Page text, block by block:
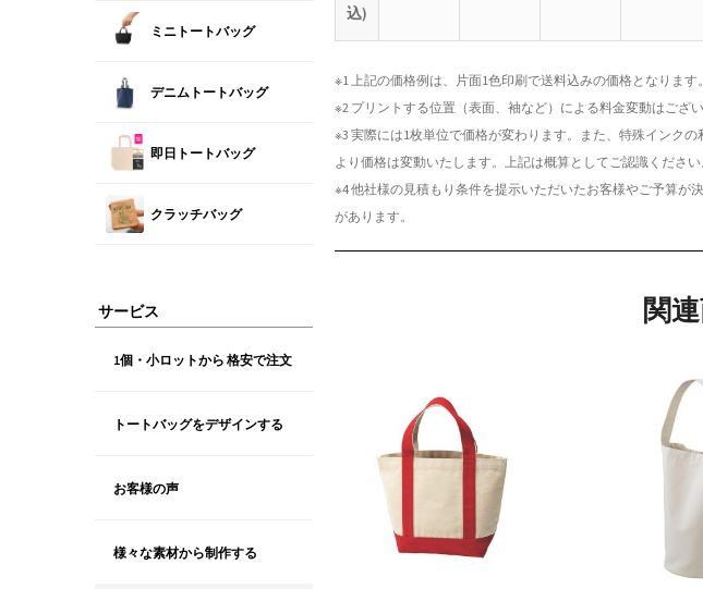
込)
※1 上記の価格例は、片面1色印刷で送料込みの価格となります。
※2 プリントする位置（表面、袖など）による料金変動はござい
※3 実際には1枚単位で価格が変わります。また、特殊インク
より価格は変動いたします。上記は概算としてご認識ください
※4 他社様の見積もり条件を提示いただいたお客様やご予算が
があります。
関
ミニトートバッグ
デニムトートバッグ
即日トートバッグ
クラッチバッグ
サービス
1個・小ロットから 格安で注文
トートバッグをデザインする
お客様の声
様々な素材から制作する